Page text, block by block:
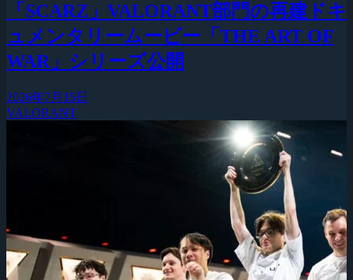
「SCARZ」VALORANT部門の再建ドキ
ュメンタリームービー「THE ART OF
WAR」シリーズ公開
2026年7月15日
VALORANT